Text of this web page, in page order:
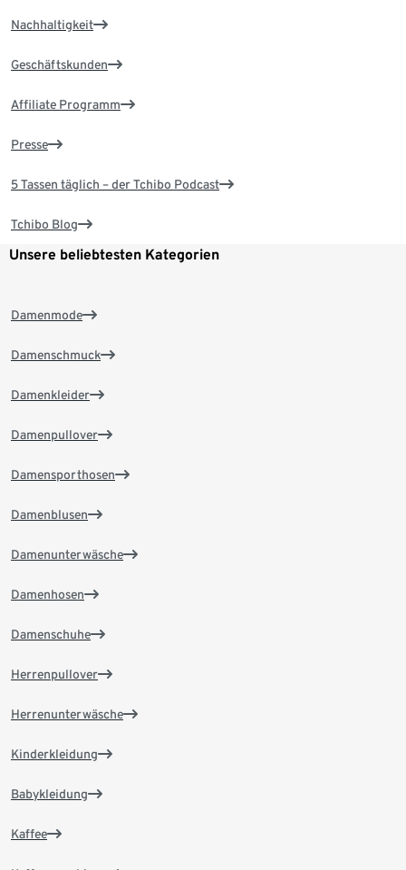
Nachhaltigkeit
Geschäftskunden
Affiliate Programm
Presse
5 Tassen täglich – der Tchibo Podcast
Tchibo Blog
Unsere beliebtesten Kategorien
Damenmode
Damenschmuck
Damenkleider
Damenpullover
Damensporthosen
Damenblusen
Damenunterwäsche
Damenhosen
Damenschuhe
Herrenpullover
Herrenunterwäsche
Kinderkleidung
Babykleidung
Kaffee